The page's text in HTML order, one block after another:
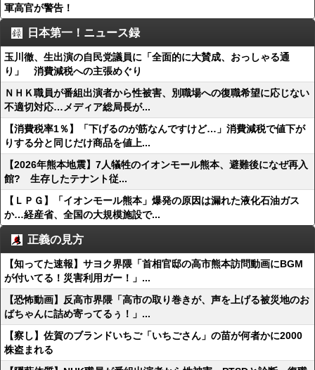
軍高官が警告！
日本第一！ニュース録
玉川徹、生出演の自民党議員に「全面的に大賛成、おっしゃる通
り」 消費減税への主張めぐり
ＮＨＫ職員が番組出演者から性被害、別職場への復職希望に応じない
不適切対応…メディア総局長が...
【消費税率1％】「下げるのが筋なんですけど…」消費減税で値下が
りする分と同じだけ商品を値上...
【2026年熊本地震】7人犠牲のイオンモール熊本、避難後になぜ再入
館? 生存したテナント従...
【ＬＰＧ】「イオンモール熊本」爆発の原因は漏れた液化石油ガス
か…経産省、全国の大規模施設で...
正義の見方
【知ってた速報】サヨク界隈「首相官邸の高市熊本訪問動画にBGM
が付いてる！災害利用ガー！」...
【恐怖動画】反高市界隈「高市の取り巻きが、声を上げる被災地のお
ばちゃんに詰め寄ってるぅ！」...
【察し】佐賀のブランドいちご「いちごさん」の苗が何者かに2000
株盗まれる